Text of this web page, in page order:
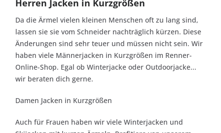
Herren Jacken in Kurzgrößen
Da die Ärmel vielen kleinen Menschen oft zu lang sind,
lassen sie sie vom Schneider nachträglich kürzen. Diese
Änderungen sind sehr teuer und müssen nicht sein. Wir
haben viele Männerjacken in Kurzgrößen im Renner-
Online-Shop. Egal ob Winterjacke oder Outdoorjacke...
wir beraten dich gerne.
Damen Jacken in Kurzgrößen
Auch für Frauen haben wir viele Winterjacken und